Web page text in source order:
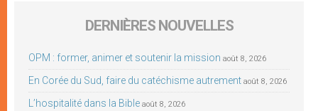
DERNIÈRES NOUVELLES
OPM : former, animer et soutenir la mission août 8, 2026
En Corée du Sud, faire du catéchisme autrement août 8, 2026
L’hospitalité dans la Bible août 8, 2026